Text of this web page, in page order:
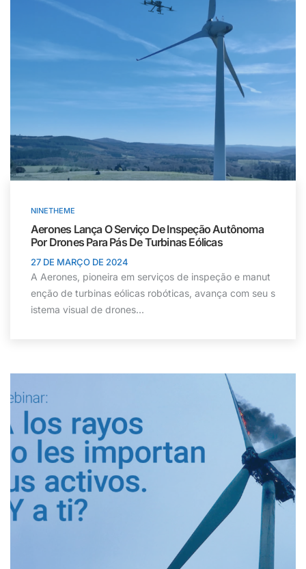
NINETHEME
Aerones Lança O Serviço De Inspeção Autônoma
Por Drones Para Pás De Turbinas Eólicas
27 DE MARÇO DE 2024
A Aerones, pioneira em serviços de inspeção e manut
enção de turbinas eólicas robóticas, avança com seu s
istema visual de drones...